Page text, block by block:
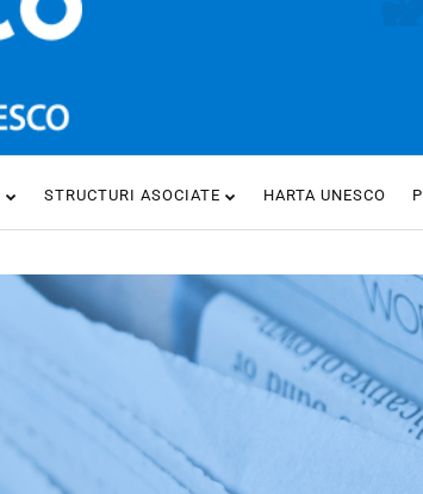
STRUCTURI ASOCIATE HARTA UNESCO